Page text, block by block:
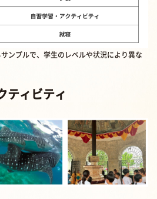
ンプルで、学生のレベルや状況により異な
ティビティ